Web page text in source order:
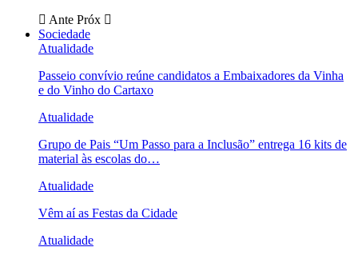
Ante Próx
Sociedade
Atualidade
Passeio convívio reúne candidatos a Embaixadores da Vinha
e do Vinho do Cartaxo
Atualidade
Grupo de Pais “Um Passo para a Inclusão” entrega 16 kits de
material às escolas do…
Atualidade
Vêm aí as Festas da Cidade
Atualidade